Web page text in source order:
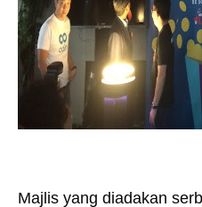
Majlis yang diadakan